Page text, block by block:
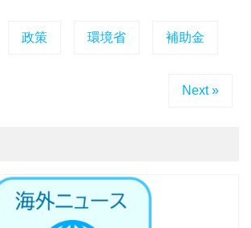
政策 環境省 補助金
Next »